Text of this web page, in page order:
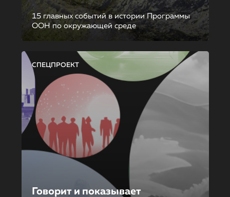
15 главных событий в истории Программы
ООН по окружающей среде
СПЕЦПРОЕКТ
Говорит и показывает